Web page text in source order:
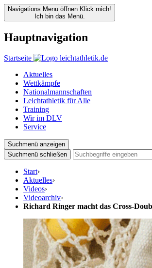
Navigations Menu öffnen Klick mich!
Ich bin das Menü.
Hauptnavigation
Startseite
Aktuelles
Wettkämpfe
Nationalmannschaften
Leichtathletik für Alle
Training
Wir im DLV
Service
Suchmenü anzeigen
Suchmenü schließen
Start›
Aktuelles›
Videos›
Videoarchiv›
Richard Ringer macht das Cross-